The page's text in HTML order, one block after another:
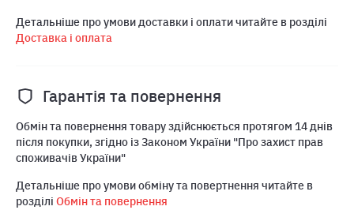
Детальніше про умови доставки і оплати читайте в розділі
Доставка і оплата
Гарантія та повернення
Обмін та повернення товару здійснюється протягом 14 днів
після покупки, згідно із Законом України "Про захист прав
споживачів України"
Детальніше про умови обміну та повертнення читайте в
розділі Обмін та повернення